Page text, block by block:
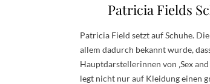
Patricia Fields
Patricia Field setzt auf Schuhe.
allem dadurch bekannt wurde,
Hauptdarstellerinnen von ‚Sex
legt nicht nur auf Kleidung einen